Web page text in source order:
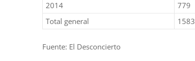
2014
779
Total general
1583
Fuente: El Desconcierto